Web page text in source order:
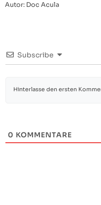
Autor: Doc Acula
Subscribe
0 KOMMENTARE